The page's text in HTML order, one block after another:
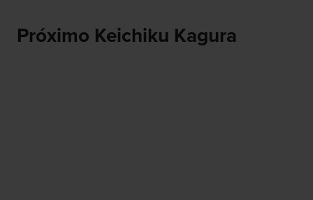
Próximo Keichiku Kagura